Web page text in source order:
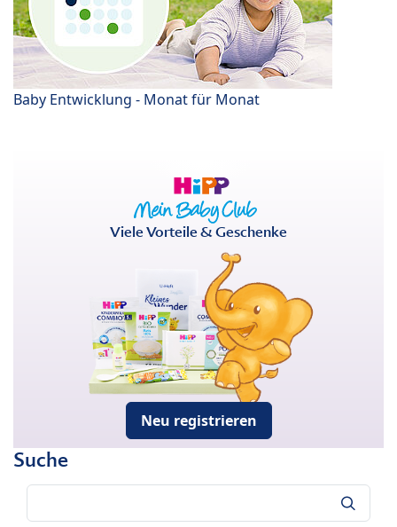
Baby Entwicklung - Monat für Monat
Viele Vorteile & Geschenke
Neu registrieren
Suche